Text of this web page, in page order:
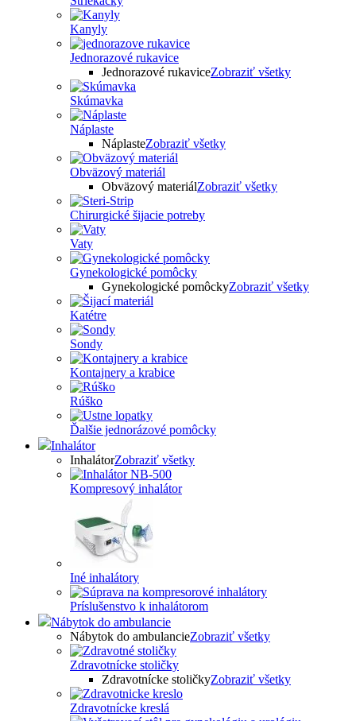
Kanyly
Jednorazové rukavice
Jednorazové rukaviceZobraziť všetky
Skúmavka
Náplaste
NáplasteZobraziť všetky
Obväzový materiál
Obväzový materiálZobraziť všetky
Chirurgické šijacie potreby
Vaty
Gynekologické pomôcky
Gynekologické pomôckyZobraziť všetky
Katétre
Sondy
Kontajnery a krabice
Rúško
Ďalšie jednorázové pomôcky
Inhalátor
InhalátorZobraziť všetky
Kompresový inhalátor
Iné inhalátory
Príslušenstvo k inhalátorom
Nábytok do ambulancie
Nábytok do ambulancieZobraziť všetky
Zdravotnícke stoličky
Zdravotnícke stoličkyZobraziť všetky
Zdravotnícke kreslá